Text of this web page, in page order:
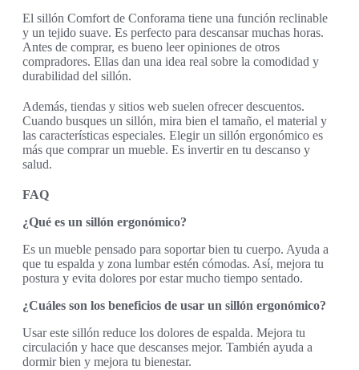
El sillón Comfort de Conforama tiene una función reclinable
y un tejido suave. Es perfecto para descansar muchas horas.
Antes de comprar, es bueno leer opiniones de otros
compradores. Ellas dan una idea real sobre la comodidad y
durabilidad del sillón.
Además, tiendas y sitios web suelen ofrecer descuentos.
Cuando busques un sillón, mira bien el tamaño, el material y
las características especiales. Elegir un sillón ergonómico es
más que comprar un mueble. Es invertir en tu descanso y
salud.
FAQ
¿Qué es un sillón ergonómico?
Es un mueble pensado para soportar bien tu cuerpo. Ayuda a
que tu espalda y zona lumbar estén cómodas. Así, mejora tu
postura y evita dolores por estar mucho tiempo sentado.
¿Cuáles son los beneficios de usar un sillón ergonómico?
Usar este sillón reduce los dolores de espalda. Mejora tu
circulación y hace que descanses mejor. También ayuda a
dormir bien y mejora tu bienestar.